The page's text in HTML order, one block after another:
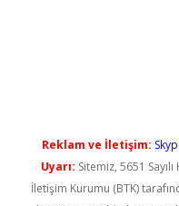
Reklam ve İletişim:
Uyarı: Sitemiz, 5651
İletişim Kurumu (BTK)